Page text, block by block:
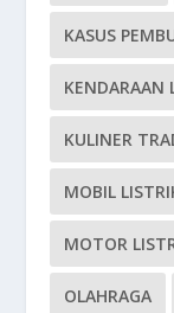
KASUS
KENDARAAN
KULINER
MOBIL
MOTOR
OLAHRAGA